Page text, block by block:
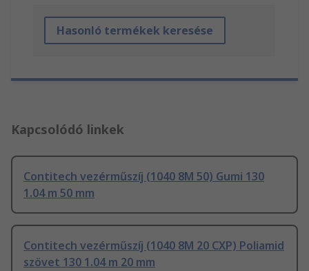
Hasonló termékek keresése
Kapcsolódó linkek
Contitech vezérműszíj (1040 8M 50) Gumi 130
1.04 m 50 mm
Contitech vezérműszíj (1040 8M 20 CXP) Poliamid
szövet 130 1.04 m 20 mm